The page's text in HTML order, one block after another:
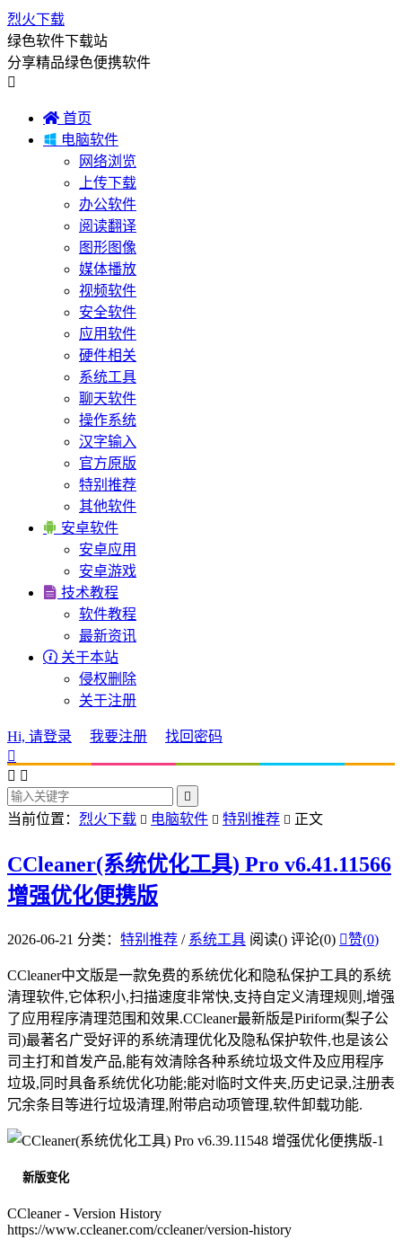
烈火下载
绿色软件下载站
分享精品绿色便携软件

 首页
 电脑软件
网络浏览
上传下载
办公软件
阅读翻译
图形图像
媒体播放
视频软件
安全软件
应用软件
硬件相关
系统工具
聊天软件
操作系统
汉字输入
官方原版
特别推荐
其他软件
 安卓软件
安卓应用
安卓游戏
 技术教程
软件教程
最新资讯
 关于本站
侵权删除
关于注册
Hi, 请登录 我要注册
找回密码

 

当前位置： 烈火下载  电脑软件  特别推荐  正文
CCleaner(系统优化工具) Pro v6.41.11566
增强优化便携版
2026-06-21 分类： 特别推荐 / 系统工具 阅读() 评论(0) 赞(0)
CCleaner中文版是一款免费的系统优化和隐私保护工具的系统
清理软件,它体积小,扫描速度非常快,支持自定义清理规则,增强
了应用程序清理范围和效果.CCleaner最新版是Piriform(梨子公
司)最著名广受好评的系统清理优化及隐私保护软件,也是该公
司主打和首发产品,能有效清除各种系统垃圾文件及应用程序
垃圾,同时具备系统优化功能;能对临时文件夹,历史记录,注册表
冗余条目等进行垃圾清理,附带启动项管理,软件卸载功能.
新版变化
CCleaner - Version History
https://www.ccleaner.com/ccleaner/version-history